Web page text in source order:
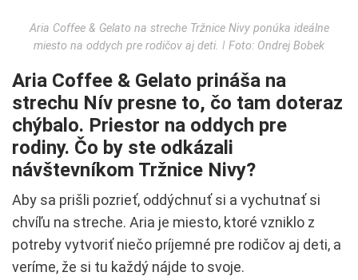
Aria Coffee & Gelato na streche Tržnice Nivy ponúka ideálne
miesto na oddych pre rodičov aj deti. ǀ Foto: Ondrej Bobek
Aria Coffee & Gelato prináša na
strechu Nív presne to, čo tam doteraz
chýbalo. Priestor na oddych pre
rodiny. Čo by ste odkázali
návštevníkom Tržnice Nivy?
Aby sa prišli pozrieť, oddýchnuť si a vychutnať si
chvíľu na streche. Aria je miesto, ktoré vzniklo z
potreby vytvoriť niečo príjemné pre rodičov aj deti, a
veríme, že si tu každý nájde to svoje.